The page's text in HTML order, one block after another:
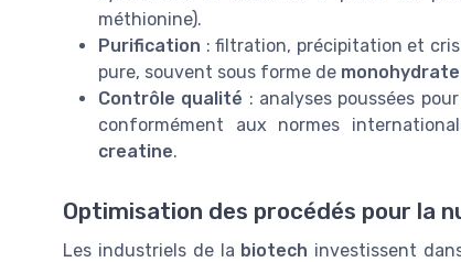
méthionine).
Purification : filtration, précipitation et
pure, souvent sous forme de
Contrôle qualité : analyses poussées
conformément aux normes
creatine.
Optimisation des procédés pour la
Les industriels de la biotech investissent